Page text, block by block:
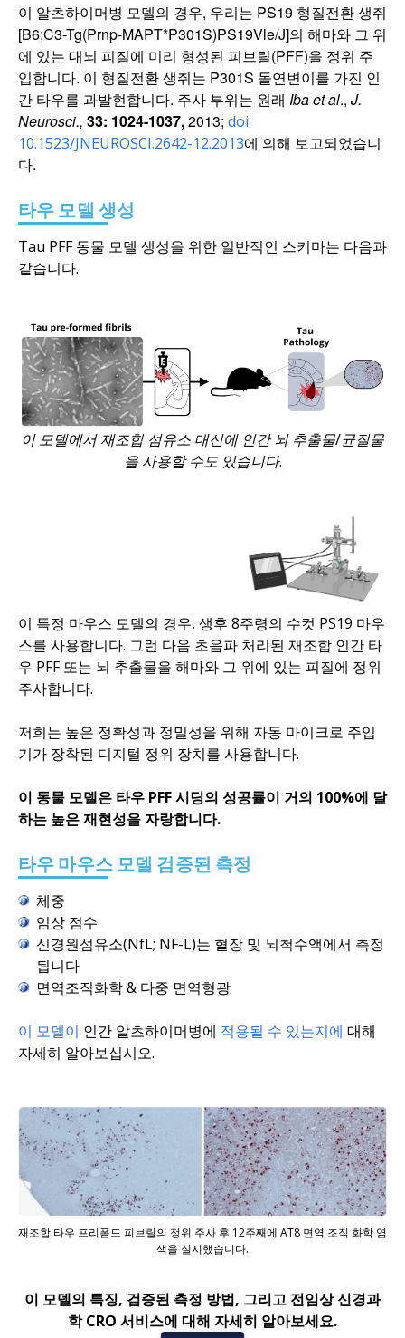
이 알츠하이머병 모델의 경우, 우리는 PS19 형질전환 생쥐
[B6;C3-Tg(Prnp-MAPT*P301S)PS19Vle/J]의 해마와 그 위
에 있는 대뇌 피질에 미리 형성된 피브릴(PFF)을 정위 주
입합니다. 이 형질전환 생쥐는 P301S 돌연변이를 가진 인
간 타우를 과발현합니다. 주사 부위는 원래 Iba et al., J.
Neurosci., 33: 1024-1037,2013; doi:
10.1523/JNEUROSCI.2642-12.2013에 의해 보고되었습니
다.
타우 모델 생성
Tau PFF 동물 모델 생성을 위한 일반적인 스키마는 다음과
같습니다.
이 모델에서 재조합 섬유소 대신에 인간 뇌 추출물/균질물
을 사용할 수도 있습니다.
이 특정 마우스 모델의 경우, 생후 8주령의 수컷 PS19 마우
스를 사용합니다. 그런 다음 초음파 처리된 재조합 인간 타
우 PFF 또는 뇌 추출물을 해마와 그 위에 있는 피질에 정위
주사합니다.
저희는 높은 정확성과 정밀성을 위해 자동 마이크로 주입
기가 장착된 디지털 정위 장치를 사용합니다.
이 동물 모델은 타우 PFF 시딩의 성공률이 거의 100%에 달
하는 높은 재현성을 자랑합니다.
타우 마우스 모델 검증된 측정
체중
임상 점수
신경원섬유소(NfL; NF-L)는 혈장 및 뇌척수액에서 측정
됩니다
면역조직화학 & 다중 면역형광
이 모델이 인간 알츠하이머병에 적용될 수 있는지에 대해
자세히 알아보십시오.
재조합 타우 프리폼드 피브릴의 정위 주사 후 12주째에 AT8 면역 조직 화학 염
색을 실시했습니다.
이 모델의 특징, 검증된 측정 방법, 그리고 전임상 신경과
학 CRO 서비스에 대해 자세히 알아보세요.